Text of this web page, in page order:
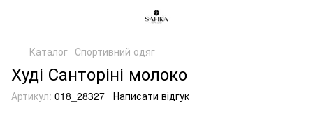
Каталог Спортивний одяг
Худі Санторіні молоко
Артикул: 018_28327 Написати відгук